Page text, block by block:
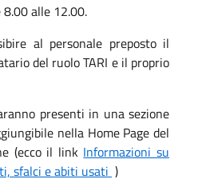
8.00 alle 12.00.
al personale preposto il
del ruolo TARI e il proprio
presenti in una sezione
nella Home Page del
(ecco il link Informazioni su
sfalci e abiti usati )